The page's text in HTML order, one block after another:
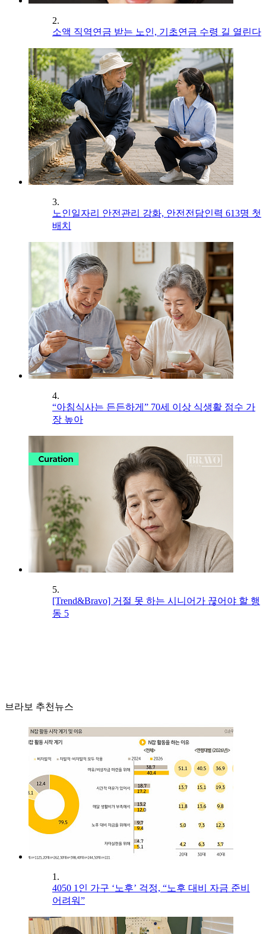
2.
소액 직역연금 받는 노인, 기초연금 수령 길 열린다
3.
노인일자리 안전관리 강화, 안전전담인력 613명 첫
배치
4.
“아침식사는 든든하게” 70세 이상 식생활 점수 가
장 높아
5.
[Trend&Bravo] 거절 못 하는 시니어가 끊어야 할 행
동 5
브라보 추천뉴스
1.
4050 1인 가구 ‘노후’ 걱정, “노후 대비 자금 준비
어려워”